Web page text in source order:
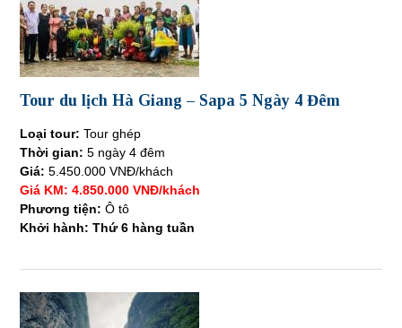
Tour du lịch Hà Giang – Sapa 5 Ngày 4 Đêm
Loại tour: Tour ghép
Thời gian: 5 ngày 4 đêm
Giá: 5.450.000 VNĐ/khách
Giá KM: 4.850.000 VNĐ/khách
Phương tiện:Ô tô
Khởi hành: Thứ 6 hàng tuần